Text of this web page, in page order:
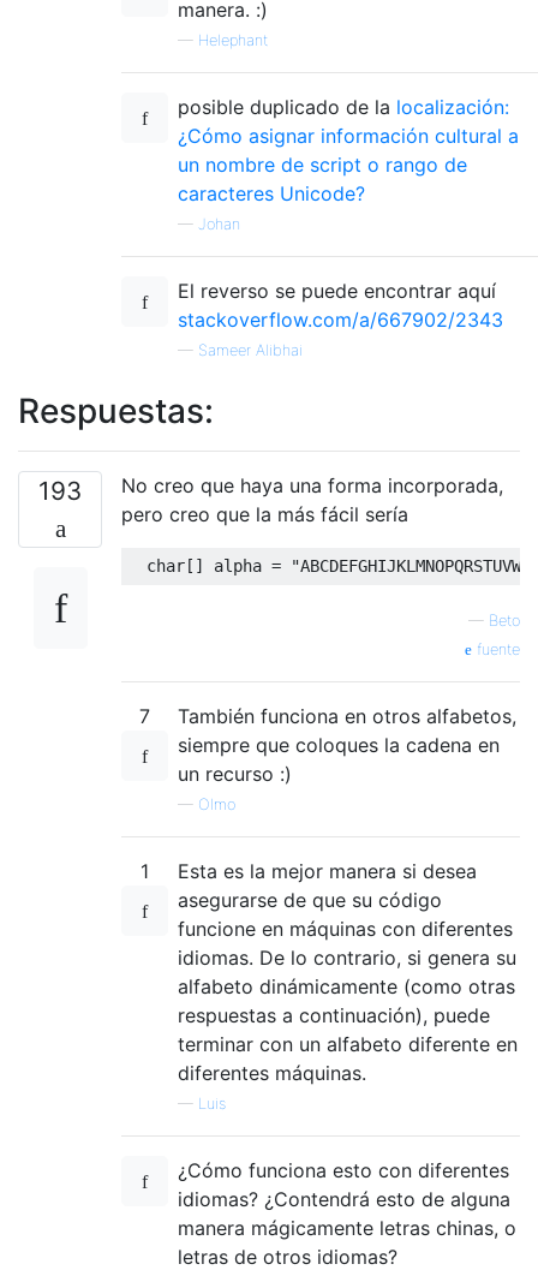
manera. :)
— Helephant
posible duplicado de la localización:
¿Cómo asignar información cultural a
un nombre de script o rango de
caracteres Unicode?
— Johan
El reverso se puede encontrar aquí
stackoverflow.com/a/667902/2343
— Sameer Alibhai
Respuestas:
193
No creo que haya una forma incorporada,
pero creo que la más fácil sería
char[] alpha =
— Beto
fuente
7
También funciona en otros alfabetos,
siempre que coloques la cadena en
un recurso :)
— Olmo
1
Esta es la mejor manera si desea
asegurarse de que su código
funcione en máquinas con diferentes
idiomas. De lo contrario, si genera su
alfabeto dinámicamente (como otras
respuestas a continuación), puede
terminar con un alfabeto diferente en
diferentes máquinas.
— Luis
¿Cómo funciona esto con diferentes
idiomas? ¿Contendrá esto de alguna
manera mágicamente letras chinas, o
letras de otros idiomas?